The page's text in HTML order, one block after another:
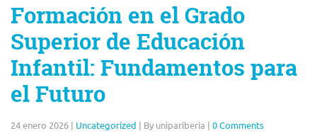
Formación en el Grado
Superior de Educación
Infantil: Fundamentos para
el Futuro
24 enero 2026 | Uncategorized | By unipariberia | 0 Comments